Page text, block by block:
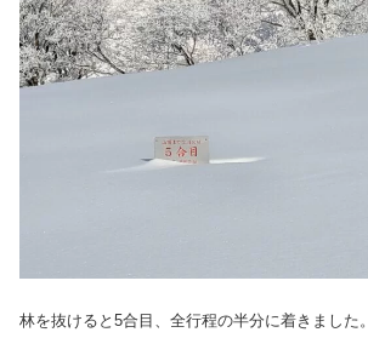
林を抜けると5合目、全行程の半分に着きました。